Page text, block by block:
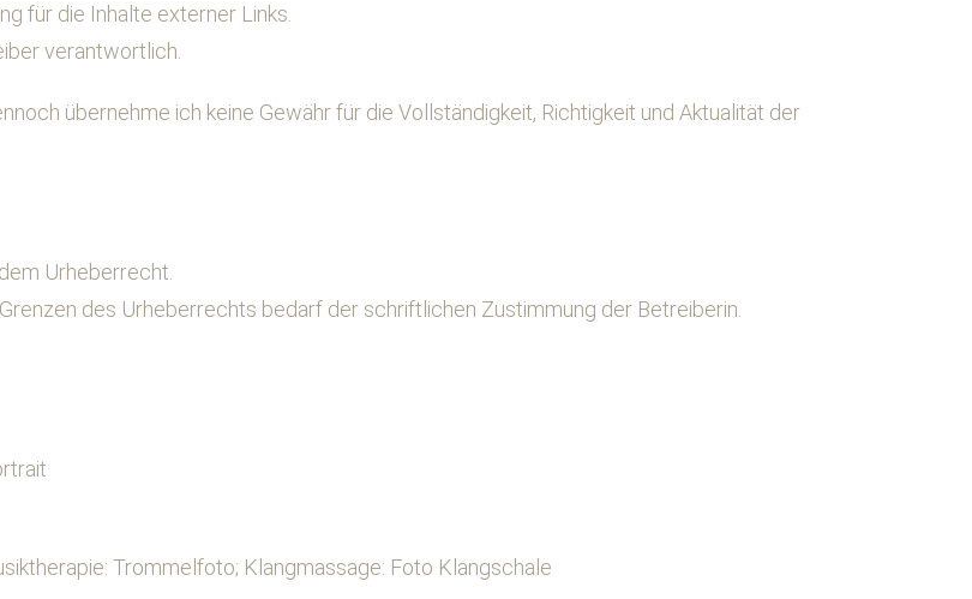
für die Inhalte externer Links.
verantwortlich.
übernehme ich keine Gewähr für die Vollständigkeit, Richtigkeit und Aktualität der
Urheberrecht.
des Urheberrechts bedarf der schriftlichen Zustimmung der Betreiberin.
Trommelfoto; Klangmassage: Foto Klangschale